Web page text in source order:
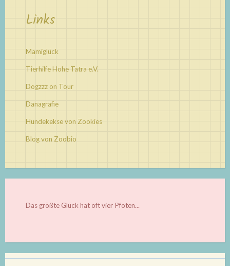
Links
Mamiglück
Tierhilfe Hohe Tatra e.V.
Dogzzz on Tour
Danagrafie
Hundekekse von Zookies
Blog von Zoobio
Das größte Glück hat oft vier Pfoten...